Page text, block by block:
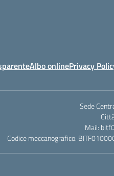
Albo onlinePrivacy
Sede
Mail:
Codice meccanografico: